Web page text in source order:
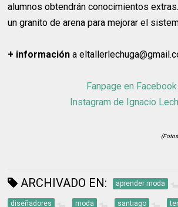
alumnos obtendrán conocimientos
un granito de arena para mejorar el
+ información a
Fanpage en Facebook
Instagram de Ignacio
ARCHIVADO EN: aprender moda
diseñadores moda santiago